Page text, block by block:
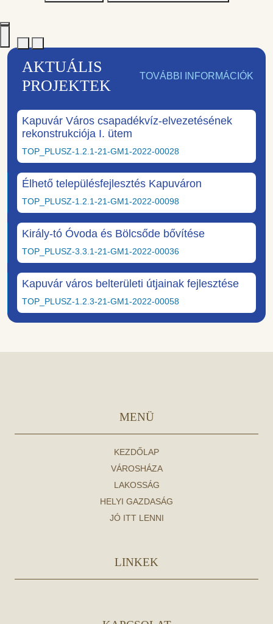
AKTUÁLIS
PROJEKTEK
TOVÁBBI INFORMÁCIÓK
Kapuvár Város csapadékvíz-elvezetésének
rekonstrukciója I. ütem
TOP_PLUSZ-1.2.1-21-GM1-2022-00028
Élhető településfejlesztés Kapuváron
TOP_PLUSZ-1.2.1-21-GM1-2022-00098
Király-tó Óvoda és Bölcsőde bővítése
TOP_PLUSZ-3.3.1-21-GM1-2022-00036
Kapuvár város belterületi útjainak fejlesztése
TOP_PLUSZ-1.2.3-21-GM1-2022-00058
MENÜ
KEZDŐLAP
VÁROSHÁZA
LAKOSSÁG
HELYI GAZDASÁG
JÓ ITT LENNI
LINKEK